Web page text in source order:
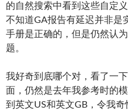
的自然搜索中看到这些自定
不知道GA报告有延迟并非是
手册是正确的，但是仍然认
题。
我好奇到底哪个对，看了一
面，仍然是去年我参考时的
到英文US和英文GB，令我奇